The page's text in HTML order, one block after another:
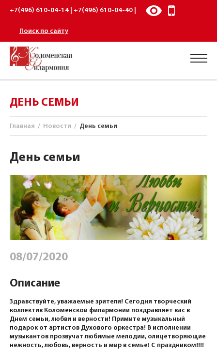
+7(496) 610-04-14 | +7(496) 610-04-40 |
Поиск по сайту
ДЕНЬ СЕМЬИ
Главная / Новости / День семьи
День семьи
08/07/2020
Описание
Здравствуйте, уважаемые зрители! Сегодня творческий
коллектив Коломенской филармонии поздравляет вас в
Днем семьи, любви и верности! Примите музыкальный
подарок от артистов Духового оркестра! В исполнении
музыкантов прозвучат любимые мелодии, олицетворяющие
нежность, любовь, верность и мир в семье! С праздником!!!!